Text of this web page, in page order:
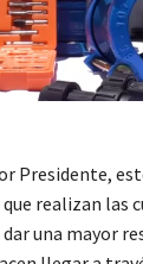
Presidente,
realizan las
una mayor